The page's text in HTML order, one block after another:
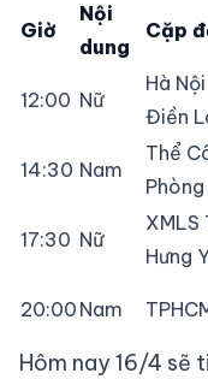
Giờ
Nội
dung
Cặp
12:00 Nữ
Hà
Điền
14:30 Nam
Thể
Phòng
17:30 Nữ
XMLS
Hưng
20:00 Nam
Hôm nay 16/4 sẽ